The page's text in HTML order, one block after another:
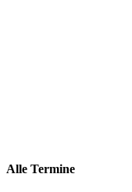
Alle Termine